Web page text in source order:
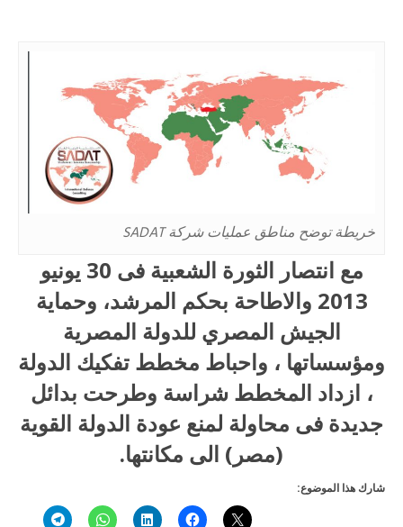
خريطة توضح مناطق عمليات شركة SADAT
مع انتصار الثورة الشعبية فى 30 يونيو
2013 والاطاحة بحكم المرشد، وحماية
الجيش المصري للدولة المصرية
ومؤسساتها ، واحباط مخطط تفكيك الدولة
، ازداد المخطط شراسة وطرحت بدائل
جديدة فى محاولة لمنع عودة الدولة القوية
(مصر) الى مكانتها.
شارك هذا الموضوع: